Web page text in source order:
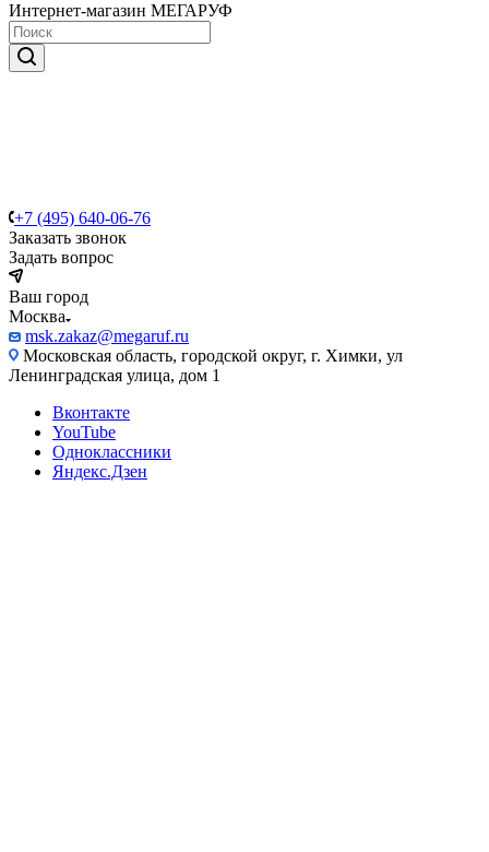
Интернет-магазин МЕГАРУФ
+7 (495) 640-06-76
Заказать звонок
Задать вопрос
Ваш город
Москва
msk.zakaz@megaruf.ru
Московская область, городской округ, г. Химки, ул
Ленинградская улица, дом 1
Вконтакте
YouTube
Одноклассники
Яндекс.Дзен